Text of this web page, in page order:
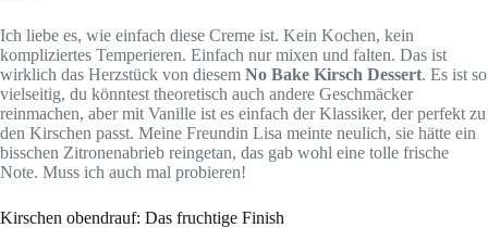
Ich liebe es, wie einfach diese Creme ist. Kein Kochen, kein
kompliziertes Temperieren. Einfach nur mixen und falten. Das ist
wirklich das Herzstück von diesem No Bake Kirsch Dessert. Es ist so
vielseitig, du könntest theoretisch auch andere Geschmäcker
reinmachen, aber mit Vanille ist es einfach der Klassiker, der perfekt zu
den Kirschen passt. Meine Freundin Lisa meinte neulich, sie hätte ein
bisschen Zitronenabrieb reingetan, das gab wohl eine tolle frische
Note. Muss ich auch mal probieren!
Kirschen obendrauf: Das fruchtige Finish